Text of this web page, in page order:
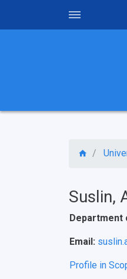
Suslin,
Department
Email:
Profile in